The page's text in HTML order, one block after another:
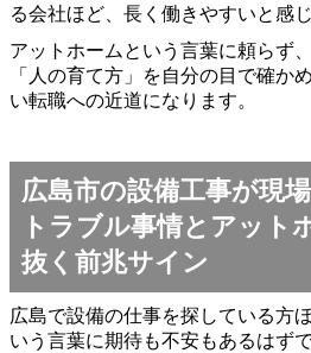
る会社ほど、長く働きやすいと感じ
アットホームという言葉に頼らず
「人の育て方」を自分の目で確か
い転職への近道になります。
広島市の設備工事が現
トラブル事情とアット
抜く前兆サイン
広島で設備の仕事を探している方
いう言葉に期待も不安もあるはず